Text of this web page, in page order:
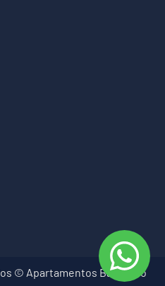
© Apartamentos Balneário